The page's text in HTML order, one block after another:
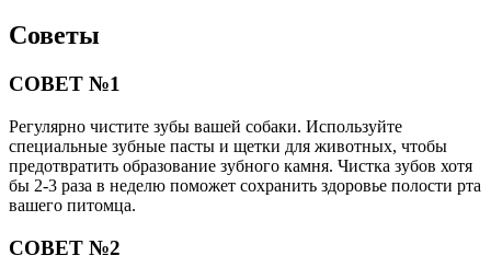
Советы
СОВЕТ №1
Регулярно чистите зубы вашей собаки. Используйте
специальные зубные пасты и щетки для животных, чтобы
предотвратить образование зубного камня. Чистка зубов хотя
бы 2-3 раза в неделю поможет сохранить здоровье полости рта
вашего питомца.
СОВЕТ №2